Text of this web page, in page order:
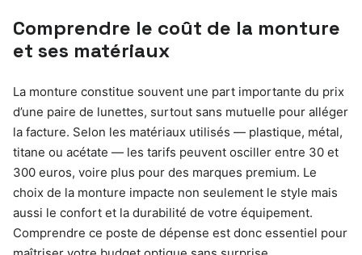
Comprendre le coût de la monture
et ses matériaux
La monture constitue souvent une part importante du prix
d’une paire de lunettes, surtout sans mutuelle pour alléger
la facture. Selon les matériaux utilisés — plastique, métal,
titane ou acétate — les tarifs peuvent osciller entre 30 et
300 euros, voire plus pour des marques premium. Le
choix de la monture impacte non seulement le style mais
aussi le confort et la durabilité de votre équipement.
Comprendre ce poste de dépense est donc essentiel pour